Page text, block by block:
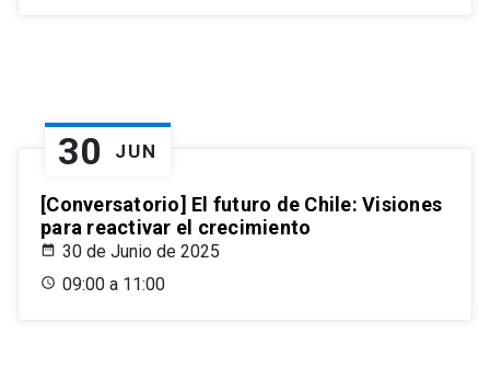
30 JUN
[Conversatorio] El futuro de Chile: Visiones
para reactivar el crecimiento
30 de Junio de 2025
09:00 a 11:00